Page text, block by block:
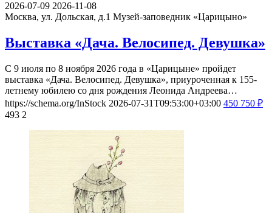
2026-07-09 2026-11-08
Москва, ул. Дольская, д.1 Музей-заповедник «Царицыно»
Выставка «Дача. Велосипед. Девушка»
С 9 июля по 8 ноября 2026 года в «Царицыне» пройдет
выставка «Дача. Велосипед. Девушка», приуроченная к 155-
летнему юбилею со дня рождения Леонида Андреева…
https://schema.org/InStock 2026-07-31T09:53:00+03:00 450 750 ₽
493 2